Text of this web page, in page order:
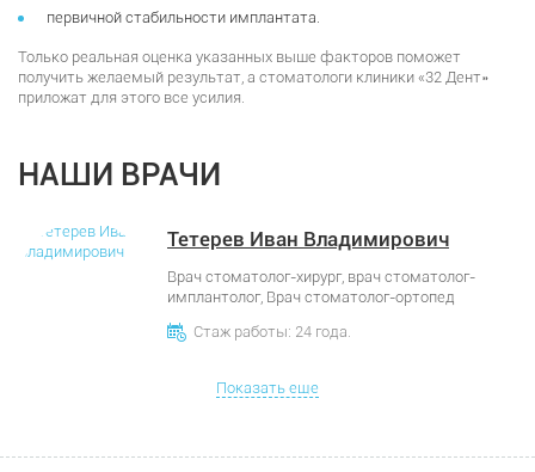
первичной стабильности имплантата.
Только реальная оценка указанных выше факторов поможет
получить желаемый результат, а стоматологи клиники «32 Дент»
приложат для этого все усилия.
НАШИ ВРАЧИ
Тетерев Иван Владимирович
Врач стоматолог-хирург, врач стоматолог-
имплантолог, Врач стоматолог-ортопед
Стаж работы: 24 года.
Показать еще